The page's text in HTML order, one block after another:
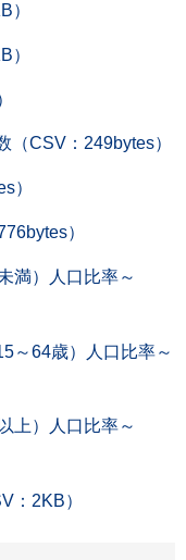
）
）
（CSV：249bytes）
）
）
満）人口比率～
～64歳）人口比率～
上）人口比率～
：2KB）